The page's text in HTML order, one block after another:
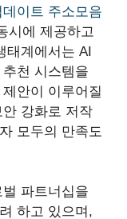
이트 주소모음
시에 제공하고
태계에서는 AI
천 시스템을
안이 이루어질
강화로 저작
모두의 만족도
파트너십을
하고 있으며,